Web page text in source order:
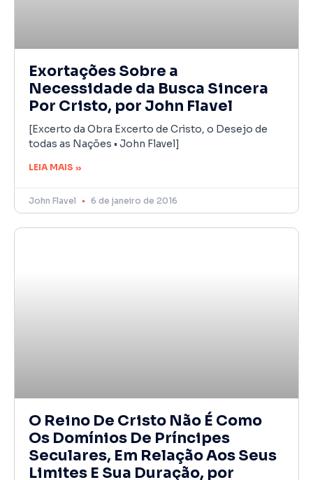
Exortações Sobre a
Necessidade da Busca Sincera
Por Cristo, por John Flavel
[Excerto da Obra Excerto de Cristo, o Desejo de
todas as Nações • John Flavel]
LEIA MAIS »
John Flavel 6 de janeiro de 2016
O Reino De Cristo Não É Como
Os Domínios De Príncipes
Seculares, Em Relação Aos Seus
Limites E Sua Duração, por